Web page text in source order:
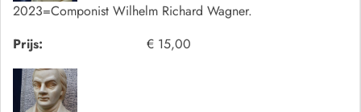
2023=Componist Wilhelm Richard Wagner.
Prijs:
€ 15,00